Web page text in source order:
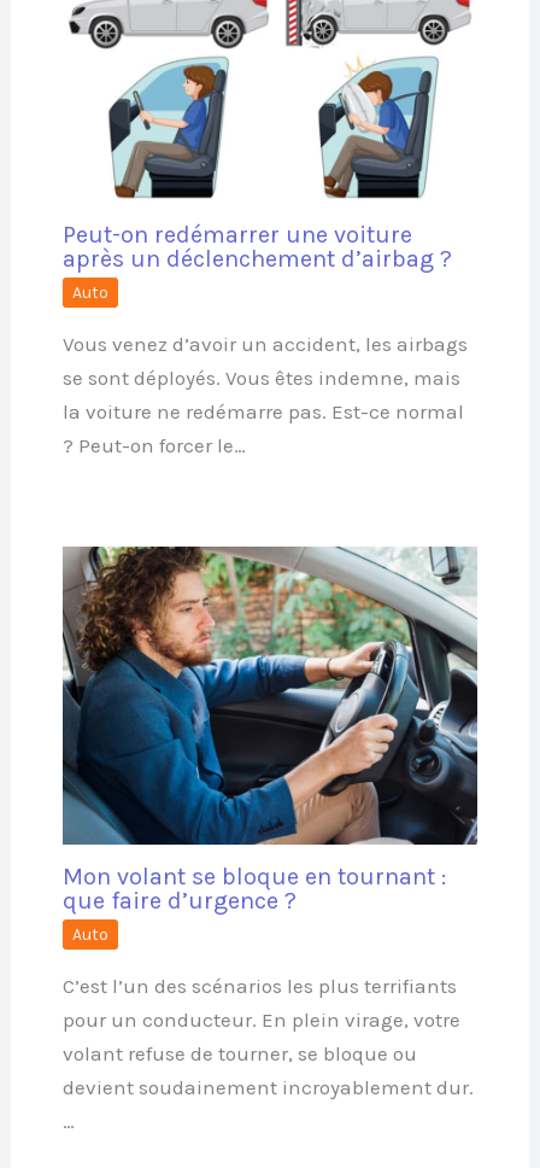
Peut-on redémarrer une voiture
après un déclenchement d’airbag ?
Auto
Vous venez d’avoir un accident, les airbags
se sont déployés. Vous êtes indemne, mais
la voiture ne redémarre pas. Est-ce normal
? Peut-on forcer le…
Mon volant se bloque en tournant :
que faire d’urgence ?
Auto
C’est l’un des scénarios les plus terrifiants
pour un conducteur. En plein virage, votre
volant refuse de tourner, se bloque ou
devient soudainement incroyablement dur.
…